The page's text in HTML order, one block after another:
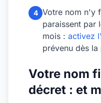
4 Votre nom n'y
paraissent par
mois : activez
prévenu dès
Votre nom
décret : et